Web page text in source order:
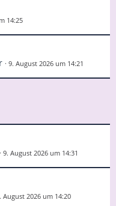
14:25
9. August 2026 um 14:21
9. August 2026 um 14:31
August 2026 um 14:20